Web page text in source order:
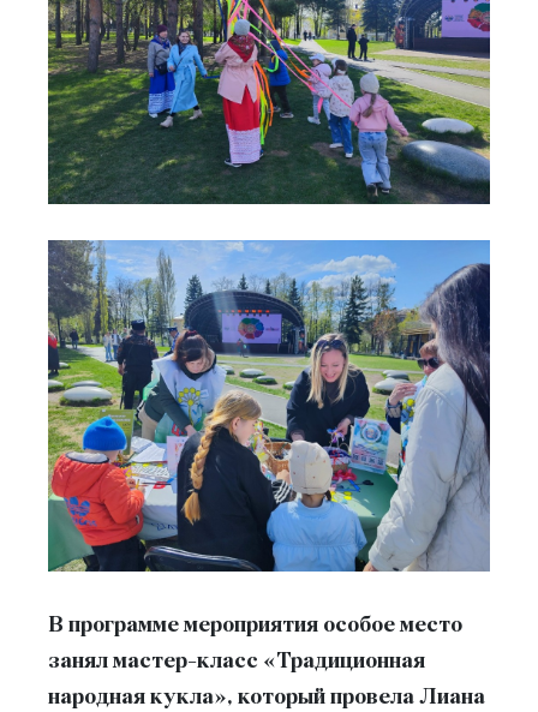
В программе мероприятия особое место
занял мастер-класс «Традиционная
народная кукла», который провела Лиана